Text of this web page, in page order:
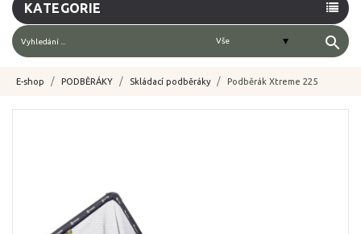
KATEGORIE
search
E-shop PODBĚRÁKY Skládací podběráky Podběrák Xtreme 225